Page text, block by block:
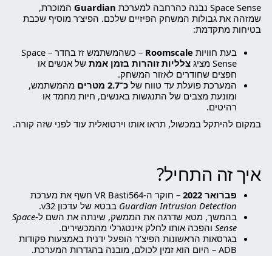
Space Sense נבנה כהרחבה למערכת Guardian המוכרת,
שמזהה את גבולות המשחק הפיזיים שלכם. הפיצ’ר מוסיף שכבת
בטיחות מתקדמת:
בעת חוויות Roomscale
– כשהמשתמש זז בחדר – Space
Sense מציג
צלליות זוהרות בזמן אמת של אנשים או
חפצים שחודרים לאזור המשחק.
המערכת פועלת עד טווח של כ־2.7 מטרים
מהמשתמש,
ומונעת מצבים של התנגשות באנשים, חיות מחמד או
רהיטים.
במקום להיתקל במכשול, תראו אותו וירטואלית עוד לפני שזה קורה.
איך זה התחיל?
פברואר 2022
– חוקר ה-VR Basti564 חשף את מערכת
Guardian Intrusion Detection בבטא של עדכון v32.
בהמשך, מטא שדרגה את הממשק, שינתה את השם ל-Space
Sense והפכה אותו לחלק אינטגרלי מהמכשירים.
בגרסאות הראשונות הפיצ’ר הופעל ידנית באמצעות פקודות
ADB – היום הוא זמין לכולם, מובנה בהגדרות המערכת.